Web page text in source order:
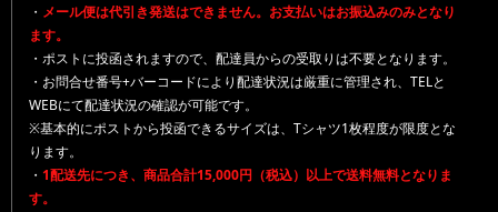
・ メール便は代引き発送はできません。お支払いはお振込みのみとなり
ます。
・ポストに投函されますので、配達員からの受取りは不要となります。
・お問合せ番号+バーコードにより配達状況は厳重に管理され、TELと
WEBにて配達状況の確認が可能です。
※基本的にポストから投函できるサイズは、Tシャツ1枚程度が限度とな
ります。
・ 1配送先につき、商品合計15,000円（税込）以上で送料無料となりま
す。